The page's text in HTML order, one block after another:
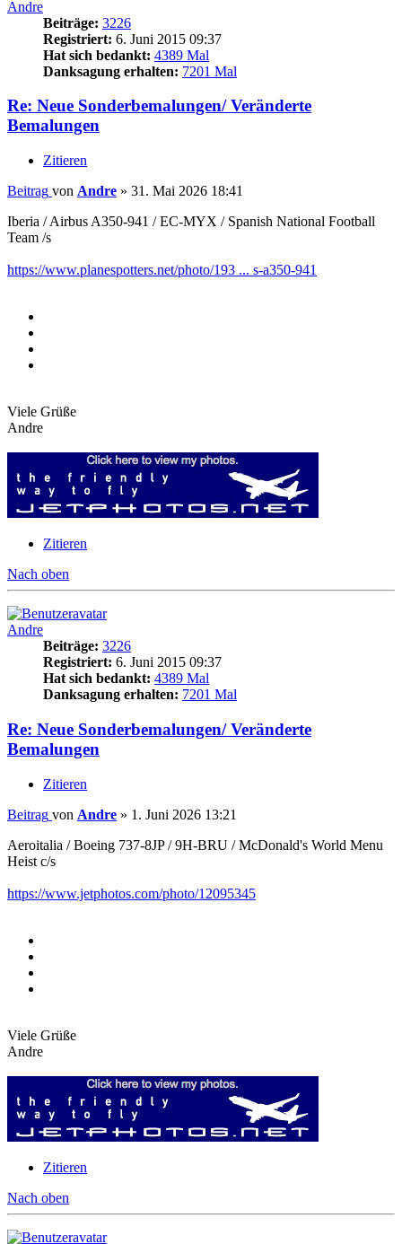
Andre
Beiträge: 3226
Registriert: 6. Juni 2015 09:37
Hat sich bedankt: 4389 Mal
Danksagung erhalten: 7201 Mal
Re: Neue Sonderbemalungen/ Veränderte
Bemalungen
Zitieren
Beitrag von Andre » 31. Mai 2026 18:41
Iberia / Airbus A350-941 / EC-MYX / Spanish National Football
Team /s
https://www.planespotters.net/photo/193 ... s-a350-941
Viele Grüße
Andre
Zitieren
Nach oben
Andre
Beiträge: 3226
Registriert: 6. Juni 2015 09:37
Hat sich bedankt: 4389 Mal
Danksagung erhalten: 7201 Mal
Re: Neue Sonderbemalungen/ Veränderte
Bemalungen
Zitieren
Beitrag von Andre » 1. Juni 2026 13:21
Aeroitalia / Boeing 737-8JP / 9H-BRU / McDonald's World Menu
Heist c/s
https://www.jetphotos.com/photo/12095345
Viele Grüße
Andre
Zitieren
Nach oben